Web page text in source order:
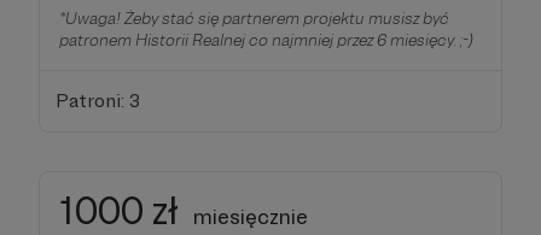
*Uwaga! Żeby stać się partnerem projektu musisz być
patronem Historii Realnej co najmniej przez 6 miesięcy. ;-)
Patroni: 3
1000 zł miesięcznie